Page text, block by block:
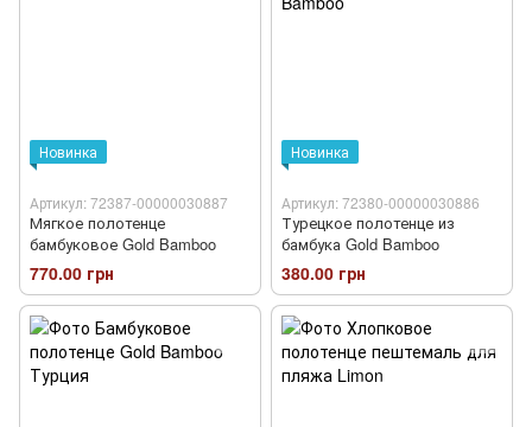
Новинка
Артикул: 72387-00000030887
Мягкое полотенце
бамбуковое Gold Bamboo
770.00 грн
Новинка
Артикул: 72380-00000030886
Турецкое полотенце из
бамбука Gold Bamboo
380.00 грн